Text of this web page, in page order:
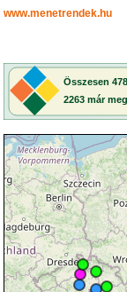
www.menetrendek.hu